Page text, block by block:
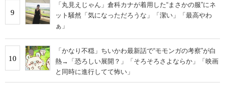
9
「丸見えじゃん」倉科カナが着用した“まさかの服”にネ
ット騒然「気になっただろうな」「潔い」「最高やわ
ぁ」
10
「かなり不穏」ちいかわ最新話で“モモンガの考察”が白
熱→「恐ろしい展開？」「そろそろさよならか」「映画
と同時に進行してて怖い」